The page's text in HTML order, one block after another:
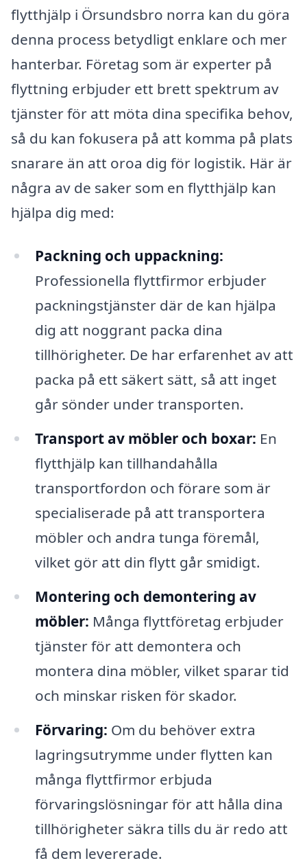
flytthjälp i Örsundsbro norra kan du göra
denna process betydligt enklare och mer
hanterbar. Företag som är experter på
flyttning erbjuder ett brett spektrum av
tjänster för att möta dina specifika behov,
så du kan fokusera på att komma på plats
snarare än att oroa dig för logistik. Här är
några av de saker som en flytthjälp kan
hjälpa dig med:
Packning och uppackning:
Professionella flyttfirmor erbjuder
packningstjänster där de kan hjälpa
dig att noggrant packa dina
tillhörigheter. De har erfarenhet av att
packa på ett säkert sätt, så att inget
går sönder under transporten.
Transport av möbler och boxar: En
flytthjälp kan tillhandahålla
transportfordon och förare som är
specialiserade på att transportera
möbler och andra tunga föremål,
vilket gör att din flytt går smidigt.
Montering och demontering av
möbler: Många flyttföretag erbjuder
tjänster för att demontera och
montera dina möbler, vilket sparar tid
och minskar risken för skador.
Förvaring: Om du behöver extra
lagringsutrymme under flytten kan
många flyttfirmor erbjuda
förvaringslösningar för att hålla dina
tillhörigheter säkra tills du är redo att
få dem levererade.